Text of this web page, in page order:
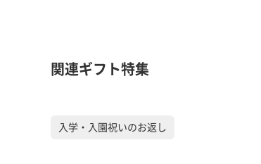
関連ギフト特集
入学・入園祝いのお返し